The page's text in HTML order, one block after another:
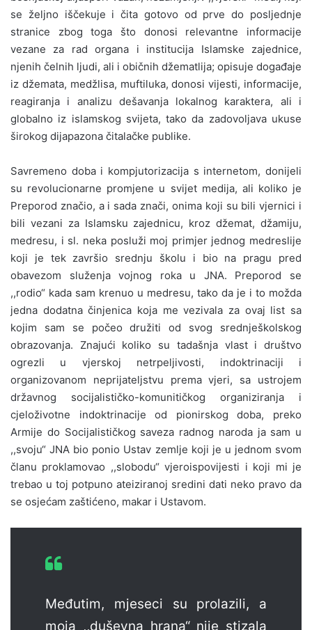
se željno iščekuje i čita gotovo od prve do posljednje
stranice zbog toga što donosi relevantne informacije
vezane za rad organa i institucija Islamske zajednice,
njenih čelnih ljudi, ali i običnih džematlija; opisuje događaje
iz džemata, medžlisa, muftiluka, donosi vijesti, informacije,
reagiranja i analizu dešavanja lokalnog karaktera, ali i
globalno iz islamskog svijeta, tako da zadovoljava ukuse
širokog dijapazona čitalačke publike.
Savremeno doba i kompjutorizacija s internetom, donijeli
su revolucionarne promjene u svijet medija, ali koliko je
Preporod značio, a i sada znači, onima koji su bili vjernici i
bili vezani za Islamsku zajednicu, kroz džemat, džamiju,
medresu, i sl. neka posluži moj primjer jednog medreslije
koji je tek završio srednju školu i bio na pragu pred
obavezom služenja vojnog roka u JNA. Preporod se
,,rodio“ kada sam krenuo u medresu, tako da je i to možda
jedna dodatna činjenica koja me vezivala za ovaj list sa
kojim sam se počeo družiti od svog srednješkolskog
obrazovanja. Znajući koliko su tadašnja vlast i društvo
ogrezli u vjerskoj netrpeljivosti, indoktrinaciji i
organizovanom neprijateljstvu prema vjeri, sa ustrojem
državnog socijalističko-komunitičkog organiziranja i
cjeloživotne indoktrinacije od pionirskog doba, preko
Armije do Socijalističkog saveza radnog naroda ja sam u
,,svoju“ JNA bio ponio Ustav zemlje koji je u jednom svom
članu proklamovao ,,slobodu“ vjeroispovijesti i koji mi je
trebao u toj potpuno ateiziranoj sredini dati neko pravo da
se osjećam zaštićeno, makar i Ustavom.
Međutim, mjeseci su prolazili, a
moja ,,duševna hrana“ nije stizala